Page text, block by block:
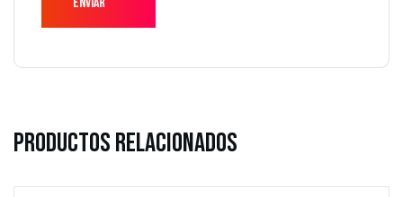
Productos Relacionados